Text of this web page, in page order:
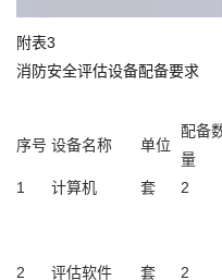
附表3
消防安全评估设备配备要求
序号 设备名称 单位
配备
量
1 计算机 套 2
2 评估软件 套 2